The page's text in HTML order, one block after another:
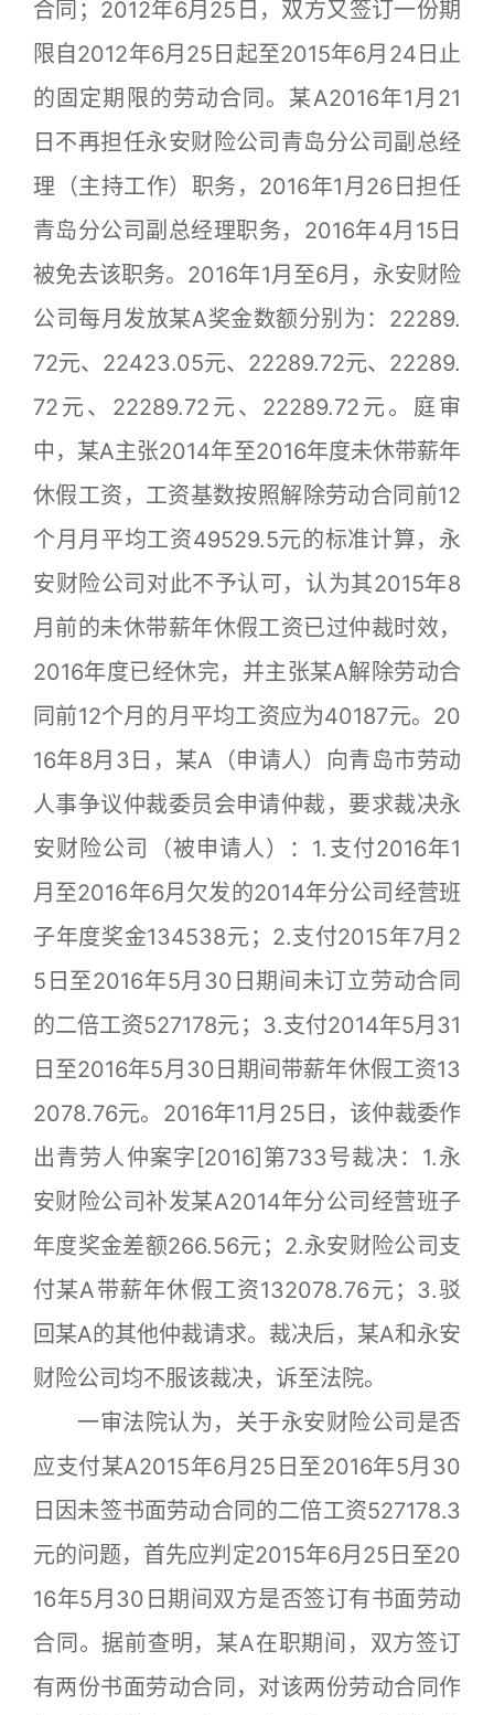
合同；2012年6月25日，双方又签订一份期
限自2012年6月25日起至2015年6月24日止
的固定期限的劳动合同。某A2016年1月21
日不再担任永安财险公司青岛分公司副总经
理（主持工作）职务，2016年1月26日担任
青岛分公司副总经理职务，2016年4月15日
被免去该职务。2016年1月至6月，永安财险
公司每月发放某A奖金数额分别为：22289.
72元、22423.05元、22289.72元、22289.
72元、22289.72元、22289.72元。庭审
中，某A主张2014年至2016年度未休带薪年
休假工资，工资基数按照解除劳动合同前12
个月月平均工资49529.5元的标准计算，永
安财险公司对此不予认可，认为其2015年8
月前的未休带薪年休假工资已过仲裁时效，
2016年度已经休完，并主张某A解除劳动合
同前12个月的月平均工资应为40187元。20
16年8月3日，某A（申请人）向青岛市劳动
人事争议仲裁委员会申请仲裁，要求裁决永
安财险公司（被申请人）：1.支付2016年1
月至2016年6月欠发的2014年分公司经营班
子年度奖金134538元；2.支付2015年7月2
5日至2016年5月30日期间未订立劳动合同
的二倍工资527178元；3.支付2014年5月31
日至2016年5月30日期间带薪年休假工资13
2078.76元。2016年11月25日，该仲裁委作
出青劳人仲案字[2016]第733号裁决：1.永
安财险公司补发某A2014年分公司经营班子
年度奖金差额266.56元；2.永安财险公司支
付某A带薪年休假工资132078.76元；3.驳
回某A的其他仲裁请求。裁决后，某A和永安
财险公司均不服该裁决，诉至法院。
一审法院认为，关于永安财险公司是否
应支付某A2015年6月25日至2016年5月30
日因未签书面劳动合同的二倍工资527178.3
元的问题，首先应判定2015年6月25日至20
16年5月30日期间双方是否签订有书面劳动
合同。据前查明，某A在职期间，双方签订
有两份书面劳动合同，对该两份劳动合同作